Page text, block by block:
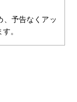
、予告なくアッ
。